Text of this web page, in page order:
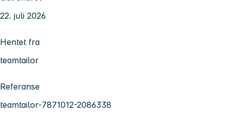
22. juli 2026
Hentet fra
teamtailor
Referanse
teamtailor-7871012-2086338